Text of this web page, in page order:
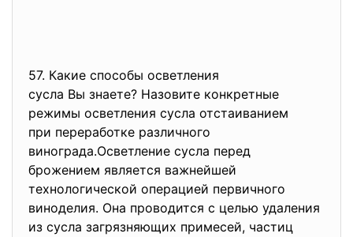
57. Какие способы осветления
сусла Вы знаете? Назовите конкретные
режимы осветления сусла отстаиванием
при переработке различного
винограда.Осветление сусла перед
брожением является важнейшей
технологической операцией первичного
виноделия. Она проводится с целью удаления
из сусла загрязняющих примесей, частиц